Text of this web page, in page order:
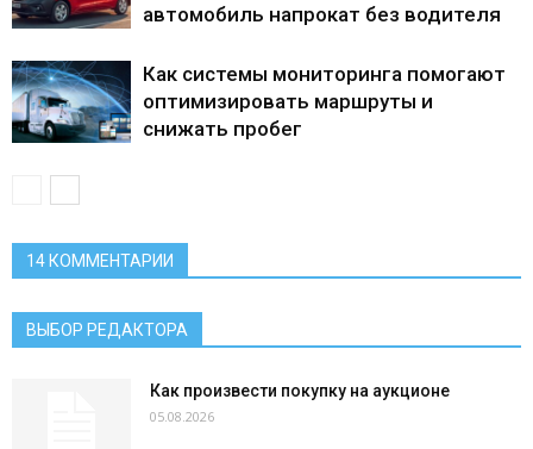
автомобиль напрокат без водителя
Как системы мониторинга помогают
оптимизировать маршруты и
снижать пробег
14 КОММЕНТАРИИ
ВЫБОР РЕДАКТОРА
Как произвести покупку на аукционе
05.08.2026